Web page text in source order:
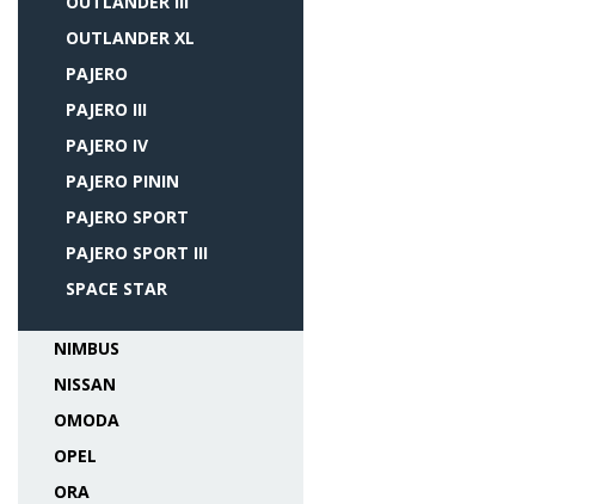
OUTLANDER XL
PAJERO
PAJERO III
PAJERO IV
PAJERO PININ
PAJERO SPORT
PAJERO SPORT III
SPACE STAR
NIMBUS
NISSAN
OMODA
OPEL
ORA